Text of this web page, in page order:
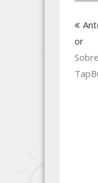
or